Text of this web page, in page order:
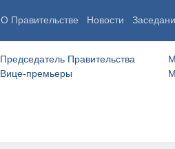
О Правительстве Новости
Председатель Правительства
Вице-премьеры